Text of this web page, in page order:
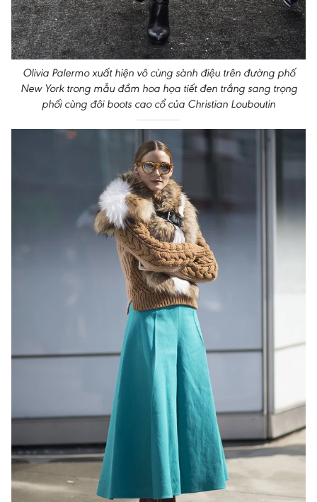
Olivia Palermo xuất hiện vô cùng sành điệu trên đường phố
New York trong mẫu đầm hoa họa tiết đen trắng sang trọng
phối cùng đôi boots cao cổ của Christian Louboutin